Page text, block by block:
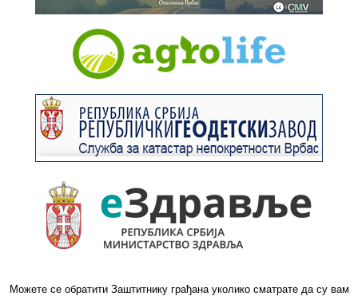
Можете се обратити Заштитнику грађана уколико сматрате да су вам